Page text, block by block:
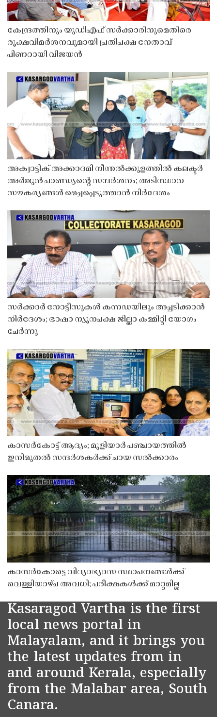
കേന്ദ്രത്തിനും യുഡിഎഫ് സർക്കാരിനുമെതിരെ
രൂക്ഷവിമർശനവുമായി പ്രതിപക്ഷ നേതാവ്
പിണറായി വിജയൻ
അക്വാട്ടിക് അക്കാദമി നീന്തൽക്കുളത്തിൽ കലക്ടർ
അർജുൻ പാണ്ഡ്യൻ്റെ സന്ദർശനം; അടിസ്ഥാന
സൗകര്യങ്ങൾ മെച്ചപ്പെടുത്താൻ നിർദേശം
സർക്കാർ നോട്ടീസുകൾ കന്നഡയിലും അച്ചടിക്കാൻ
നിർദേശം; ഭാഷാ ന്യൂനപക്ഷ ജില്ലാ കമ്മിറ്റി യോഗം
ചേർന്നു
കാസർകോട്ട് ആദ്യം; മുളിയാർ പഞ്ചായത്തിൽ
ഇനിമുതൽ സന്ദർശകർക്ക് ചായ സൽക്കാരം
കാസർകോട്ടെ വിദ്യാഭ്യാസ സ്ഥാപനങ്ങൾക്ക്
വെള്ളിയാഴ്ച അവധി; പരീക്ഷകൾക്ക് മാറ്റമില്ല
Kasaragod Vartha is the first
local news portal in
Malayalam, and it brings you
the latest updates from in
and around Kerala, especially
from the Malabar area, South
Canara.